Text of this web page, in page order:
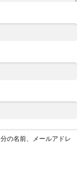
の名前、メールアドレ